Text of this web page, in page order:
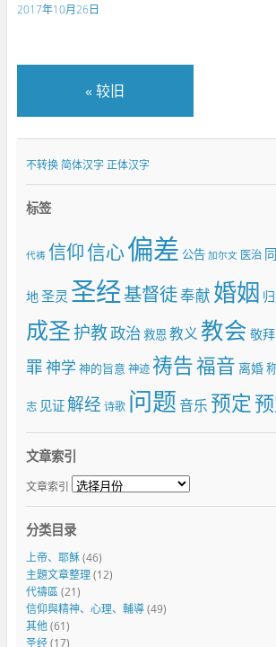
2017年10月26日
« 较旧
不转换 简体汉字 正体汉字
标签
代祷 信仰信心偏差 公告 加尔文 医治
地 圣灵 圣经基督徒奉献 婚姻
成圣护教政治救恩 教义 教会 敬拜
罪神学 神的旨意 神迹 祷告福音 离婚
志 见证解经 诗歌 问题音乐预定
文章索引
文章索引
分类目录
上帝、耶穌(46)
主題文章整理(12)
代禱區(21)
信仰與精神、心理、輔導(49)
其他(61)
圣经(17)